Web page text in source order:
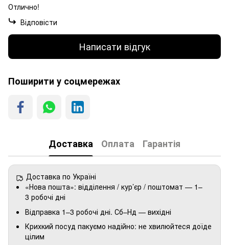
Отлично!
Відповісти
Написати відгук
Поширити у соцмережах
Доставка Оплата Гарантія
Доставка по Україні
«Нова пошта»: відділення / кур’єр / поштомат — 1–
3 робочі дні
Відправка 1–3 робочі дні. Сб–Нд — вихідні
Крихкий посуд пакуємо надійно: не хвилюйтеся доїде
цілим